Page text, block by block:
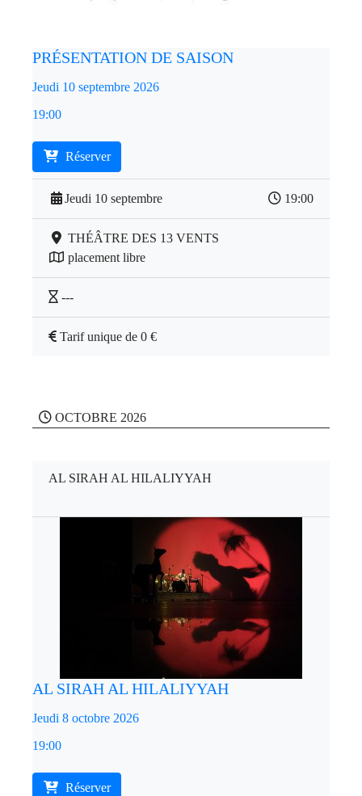
PRÉSENTATION DE SAISON
Jeudi 10 septembre 2026
19:00
Réserver
Jeudi 10 septembre 19:00
THÉÂTRE DES 13 VENTS
placement libre
---
Tarif unique de 0 €
OCTOBRE 2026
AL SIRAH AL HILALIYYAH
AL SIRAH AL HILALIYYAH
Jeudi 8 octobre 2026
19:00
Réserver